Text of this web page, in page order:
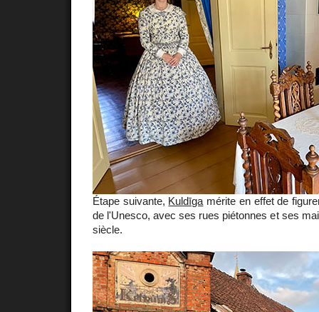
Étape suivante, Kuldīgamérite en effet de
de l'Unesco, avec ses rues piétonnes et ses
siècle.